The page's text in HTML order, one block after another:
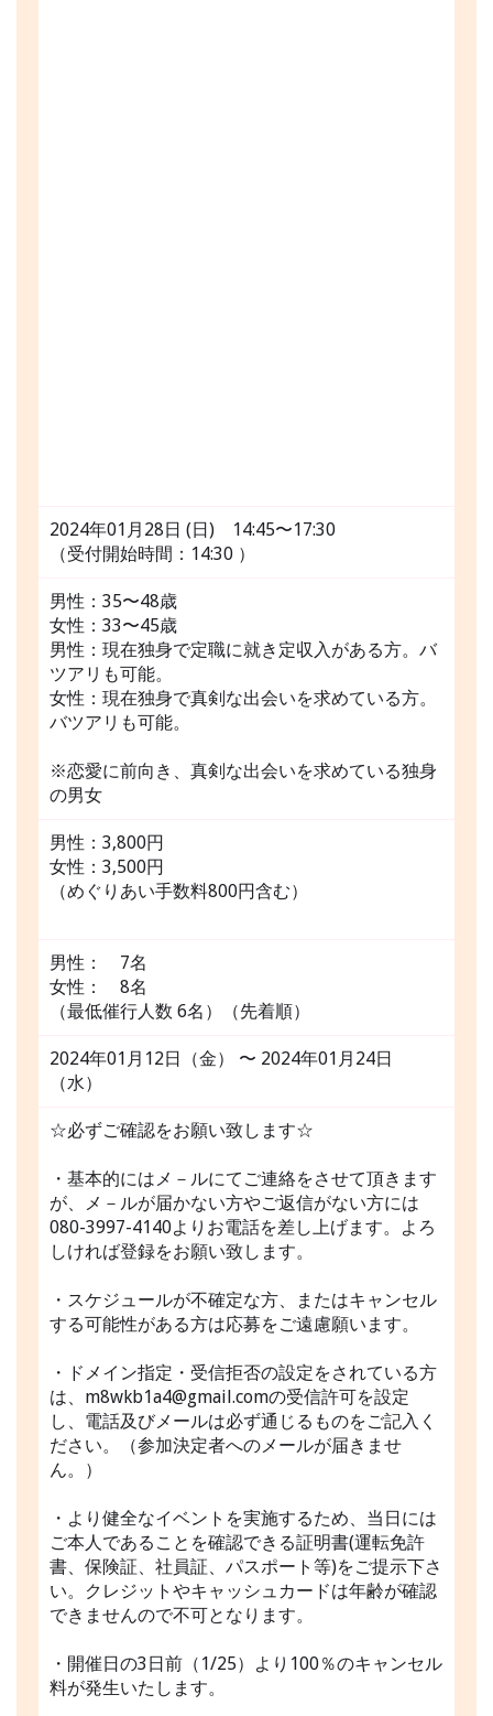
2024年01月28日 (日) 14:45〜17:30
（受付開始時間：14:30 ）
男性：35〜48歳
女性：33〜45歳
男性：現在独身で定職に就き定収入がある方。バ
ツアリも可能。
女性：現在独身で真剣な出会いを求めている方。
バツアリも可能。
※恋愛に前向き、真剣な出会いを求めている独身
の男女
男性：3,800円
女性：3,500円
（めぐりあい手数料800円含む）
男性： 7名
女性： 8名
（最低催行人数 6名）（先着順）
2024年01月12日（金） 〜 2024年01月24日
（水）
☆必ずご確認をお願い致します☆
・基本的にはメ－ルにてご連絡をさせて頂きます
が、メ－ルが届かない方やご返信がない方には
080-3997-4140よりお電話を差し上げます。よろ
しければ登録をお願い致します。
・スケジュールが不確定な方、またはキャンセル
する可能性がある方は応募をご遠慮願います。
・ドメイン指定・受信拒否の設定をされている方
は、m8wkb1a4@gmail.comの受信許可を設定
し、電話及びメールは必ず通じるものをご記入く
ださい。（参加決定者へのメールが届きませ
ん。）
・より健全なイベントを実施するため、当日には
ご本人であることを確認できる証明書(運転免許
書、保険証、社員証、パスポート等)をご提示下さ
い。クレジットやキャッシュカードは年齢が確認
できませんので不可となります。
・開催日の3日前（1/25）より100％のキャンセル
料が発生いたします。